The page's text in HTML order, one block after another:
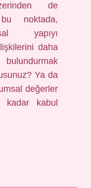
de
noktada,
yapıyı
daha
Ya da
değerler
kadar kabul